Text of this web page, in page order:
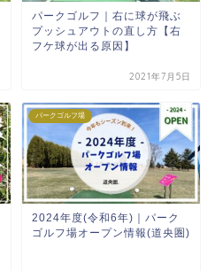
パークゴルフ｜右に球が飛ぶ
プッシュアウトの直し方【右
フケ球が出る原因】
2021年7月5日
パークゴルフ場
2024年度(令和6年)｜パーク
ゴルフ場オープン情報(道央圏)